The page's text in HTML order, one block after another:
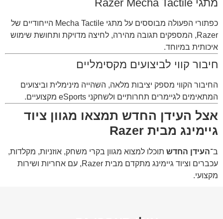
מתגי Razer Mecha Tactile
כפתורי הפעולה מבוססים על מתגי Mecha Tactile הייחודיים של
Razer, המספקים תגובה מהירה, לחיצה מדויקת ותחושת שימוש
איכותית במיוחד.
חיבור קווי לביצועים מקסימליים
החיבור הקווי מספק יציבות מלאה, השהייה מינימלית וביצועים
המתאימים לגיימרים תחרותיים ולשחקני eSports מקצועיים.
אצל העידן החדש תמצאו מגוון ציוד
גיימינג מבית Razer
ב־העידן החדש תוכלו למצוא מגוון בקרי משחק, אוזניות, מקלדות,
עכברים וציוד גיימינג מתקדם מבית Razer, עם אחריות ושירות
מקצועי.